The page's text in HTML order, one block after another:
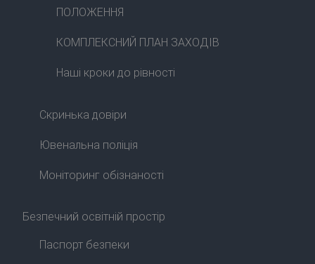
ПОЛОЖЕННЯ
КОМПЛЕКСНИЙ ПЛАН ЗАХОДІВ
Наші кроки до рівності
Скринька довіри
Ювенальна поліція
Моніторинг обізнаності
Безпечний освітній простір
Паспорт безпеки